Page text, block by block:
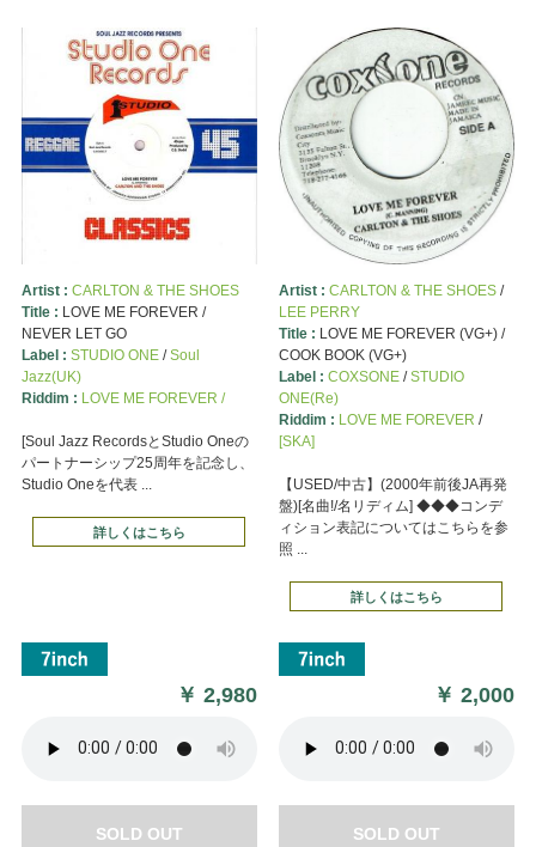
Artist : CARLTON & THE SHOES
Title : LOVE ME FOREVER /
NEVER LET GO
Label : STUDIO ONE/Soul
Jazz(UK)
Riddim : LOVE ME FOREVER /
[Soul Jazz RecordsとStudio Oneの
パートナーシップ25周年を記念し、
Studio Oneを代表 ...
詳しくはこちら
￥2,980
SOLD OUT
Artist : CARLTON & THE SHOES/
LEE PERRY
Title : LOVE ME FOREVER (VG+) /
COOK BOOK (VG+)
Label : COXSONE/STUDIO
ONE(Re)
Riddim : LOVE ME FOREVER /
[SKA]
【USED/中古】(2000年前後JA再発
盤)[名曲!/名リディム] ◆◆◆コンデ
ィション表記についてはこちらを参
照 ...
詳しくはこちら
￥2,000
SOLD OUT